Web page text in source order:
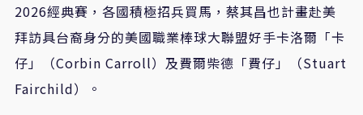
2026經典賽，各國積極招兵買馬，蔡其昌也計畫赴美
拜訪具台裔身分的美國職業棒球大聯盟好手卡洛爾「卡
仔」（Corbin Carroll）及費爾柴德「費仔」（Stuart
Fairchild）。